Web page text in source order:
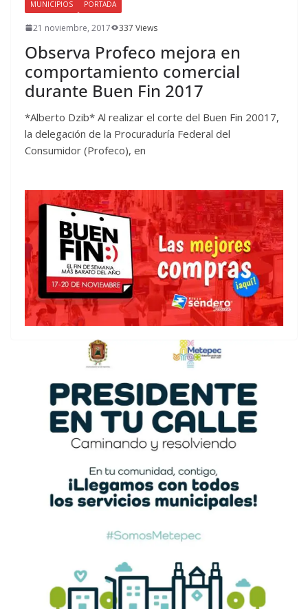
MUNICIPIOS PORTADA
21 noviembre, 2017 337 Views
Observa Profeco mejora en
comportamiento comercial
durante Buen Fin 2017
*Alberto Dzib* Al realizar el corte del Buen Fin 20017,
la delegación de la Procuraduría Federal del
Consumidor (Profeco), en